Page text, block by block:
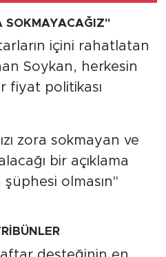
SOKMAYACAĞIZ"
içini rahatlatan
Soykan, herkesin
fiyat politikası
zora sokmayan ve
bir açıklama
şüphesi olmasın"